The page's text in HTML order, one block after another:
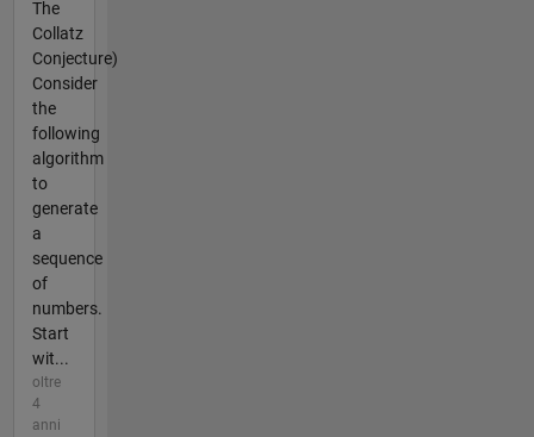
The
Collatz
Conjecture)
Consider
the
following
algorithm
to
generate
a
sequence
of
numbers.
Start
wit...
oltre
4
anni